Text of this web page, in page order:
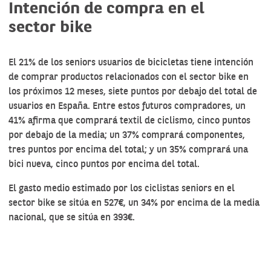
Intención de compra en el
sector bike
El 21% de los seniors usuarios de bicicletas tiene intención
de comprar productos relacionados con el sector bike en
los próximos 12 meses, siete puntos por debajo del total de
usuarios en España. Entre estos futuros compradores, un
41% afirma que comprará textil de ciclismo, cinco puntos
por debajo de la media; un 37% comprará componentes,
tres puntos por encima del total; y un 35% comprará una
bici nueva, cinco puntos por encima del total.
El gasto medio estimado por los ciclistas seniors en el
sector bike se sitúa en 527€, un 34% por encima de la media
nacional, que se sitúa en 393€.